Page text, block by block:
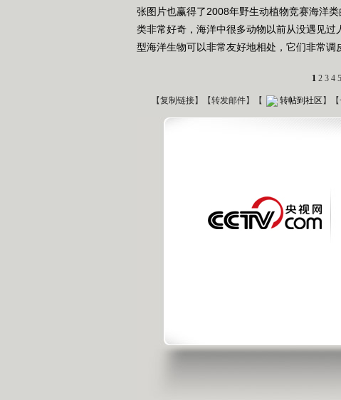
张图片也赢得了2008年野生动植物竞赛海洋
类非常好奇，海洋中很多动物以前从没遇见
型海洋生物可以非常友好地相处，它们非常调
1 2 3 4 5
【复制链接】【转发邮件】 【 转帖到社区】